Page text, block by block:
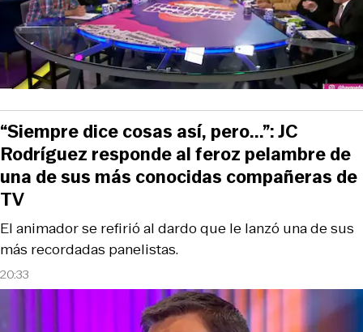
20:33
El animador se refirió al dardo que le lanzó una de sus
más recordadas panelistas.
“Siempre dice cosas así, pero...”: JC
Rodríguez responde al feroz pelambre de
una de sus más conocidas compañeras de
TV